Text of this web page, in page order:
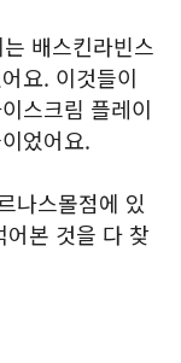
배스킨라빈스
요. 이것들이
스크림 플레이
었어요.
나스몰점에 있
본 것을 다 찾